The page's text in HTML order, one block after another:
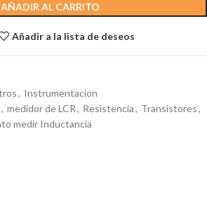
AÑADIR AL CARRITO
Añadir a la lista de deseos
, Instrumentacion
, medidor de LCR, Resistencia, Transistores,
medir Inductancia